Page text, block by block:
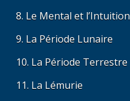
Le Mental et l’Intuition
La Période Lunaire
La Période Terrestre
La Lémurie